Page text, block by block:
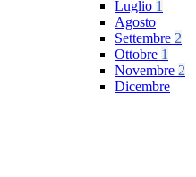
Luglio 1
Agosto
Settembre 2
Ottobre 1
Novembre 2
Dicembre